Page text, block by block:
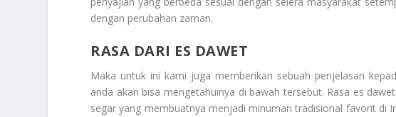
dengan perubahan zaman.
RASA DARI ES DAWET
Maka untuk ini kami juga memberikan sebuah penjelasan
anda akan bisa mengetahuinya di bawah tersebut. Rasa es
segar yang membuatnya menjadi minuman tradisional favorit di